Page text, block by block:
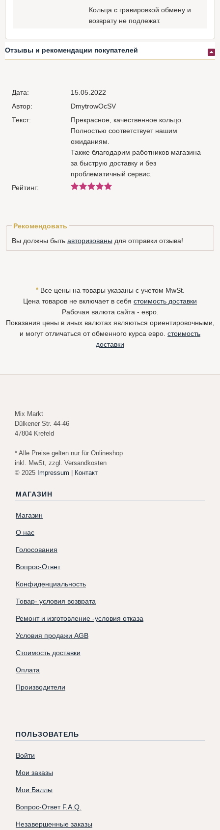
Кольца с гравировкой обмену и
возврату не подлежат.
Отзывы и рекомендации покупателей
Дата:
15.05.2022
Автор:
DmytrowOcSV
Текст:
Прекрасное, качественное кольцо.
Полностью соответствует нашим
ожиданиям.
Также благодарим работников магазина
за быструю доставку и без
проблематичный сервис.
Рейтинг:
Рекомендовать
Вы должны быть авторизованы для отправки отзыва!
*Все цены на товары указаны с учетом MwSt.
Цена товаров не включает в себя стоимость доставки
Рабочая валюта сайта - евро.
Показания цены в иных валютах являються ориентировочными,
и могут отличаться от обменного курса евро. стоимость
доставки
Mix Markt
Dülkener Str. 44-46
47804 Krefeld
* Alle Preise gelten nur für Onlineshop
inkl. MwSt, zzgl. Versandkosten
© 2025 Impressum | Контакт
МАГАЗИН
Магазин
О нас
Голосования
Вопрос-Ответ
Конфиденциальность
Товар- условия возврата
Ремонт и изготовление -условия отказа
Условия продажи AGB
Стоимость доставки
Оплата
Производители
ПОЛЬЗОВАТЕЛЬ
Войти
Мои заказы
Мои Баллы
Вопрос-Ответ F.A.Q.
Незавершенные заказы